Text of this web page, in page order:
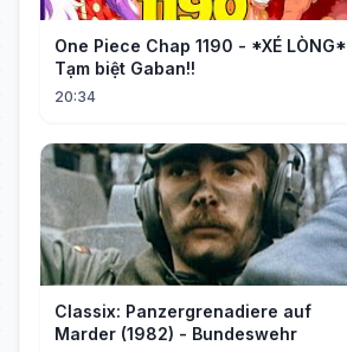
One Piece Chap 1190 - *XÉ LÒNG*
Tạm biệt Gaban!!
20:34
Classix: Panzergrenadiere auf
Marder (1982) - Bundeswehr